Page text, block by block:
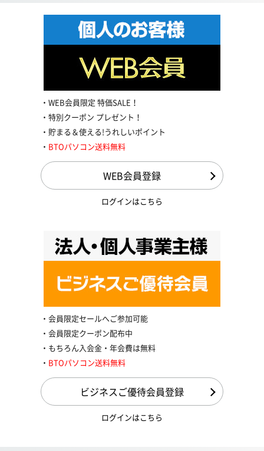
WEB会員限定 特価SALE！
特別クーポン プレゼント！
貯まる＆使える!うれしいポイント
BTOパソコン送料無料
WEB会員登録
ログインはこちら
会員限定セールへご参加可能
会員限定クーポン配布中
もちろん入会金・年会費は無料
BTOパソコン送料無料
ビジネスご優待会員登録
ログインはこちら